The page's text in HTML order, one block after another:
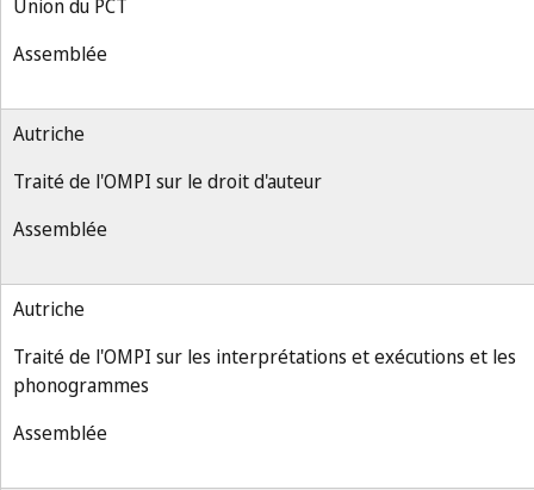
Union du PCT
Assemblée
Autriche
Traité de l'OMPI sur le droit d'auteur
Assemblée
Autriche
Traité de l'OMPI sur les interprétations et exécutions et les
phonogrammes
Assemblée